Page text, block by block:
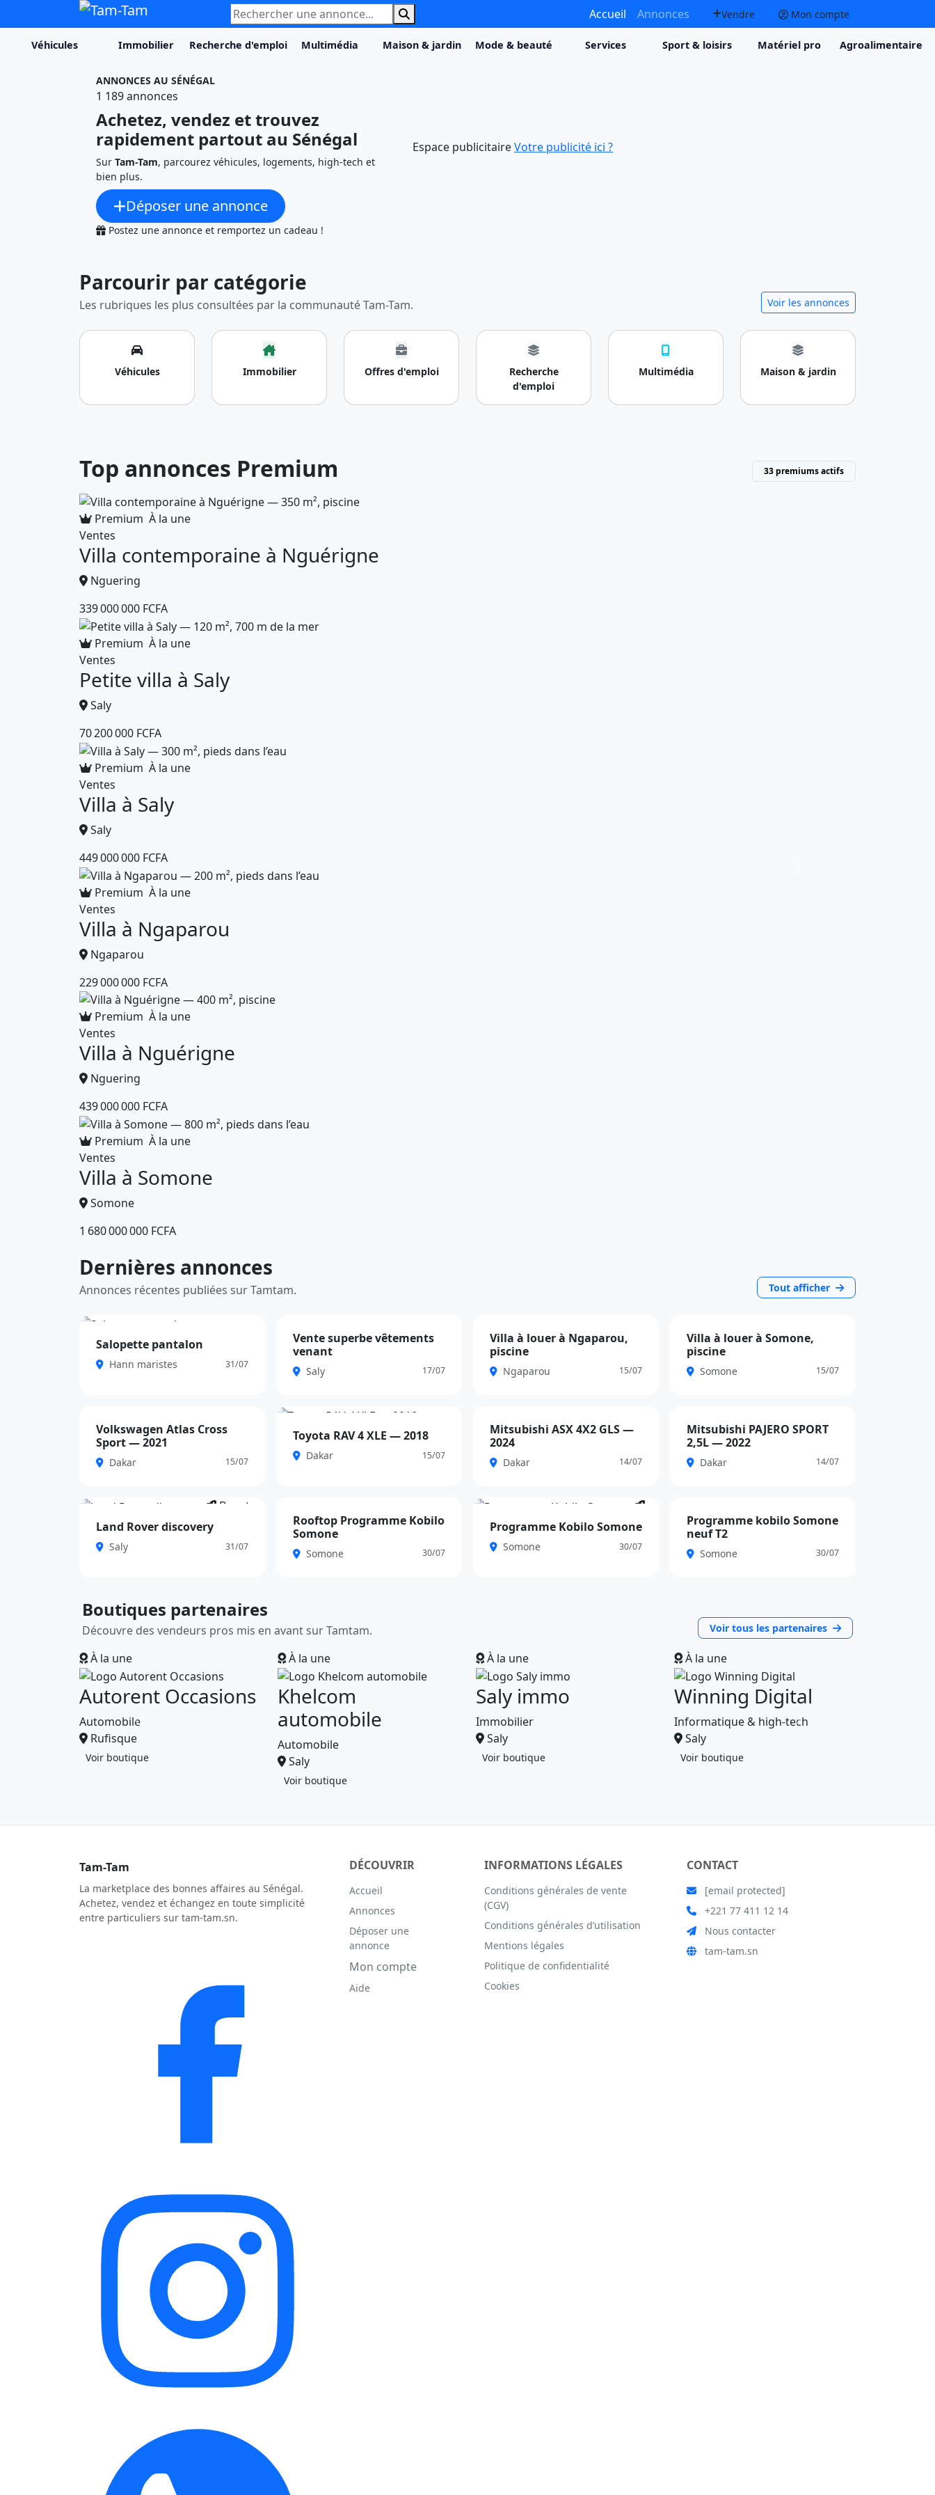
Rechercher une annonce Accueil Annonces Vendre Mon compte
Véhicules Immobilier Recherche d'emploi Multimédia Maison & jardin Mode & beauté Services Sport & loisirs Matériel pro Agroalimentaire
ANNONCES AU SÉNÉGAL
1 189 annonces
Achetez, vendez et trouvez
rapidement partout au Sénégal
Sur Tam-Tam, parcourez véhicules, logements, high-tech et
bien plus.
Déposer une annonce
Postez une annonce et remportez un cadeau !
Espace publicitaireVotre publicité ici ?
Parcourir par catégorie
Les rubriques les plus consultées par la communauté Tam-Tam. Voir les annonces
Véhicules Immobilier Offres d'emploi
Recherche
d'emploi
Multimédia Maison & jardin
Top annonces Premium 33 premiums actifs
Premium À la une
Ventes
Villa contemporaine à Nguérigne
Nguering
339 000 000 FCFA
Premium À la une
Ventes
Petite villa à Saly
Saly
70 200 000 FCFA
Premium À la une
Ventes
Villa à Saly
Saly
449 000 000 FCFA
Premium À la une
Ventes
Villa à Ngaparou
Ngaparou
229 000 000 FCFA
Premium À la une
Ventes
Villa à Nguérigne
Nguering
439 000 000 FCFA
Premium À la une
Ventes
Villa à Somone
Somone
1 680 000 000 FCFA
Dernières annonces
Annonces récentes publiées sur Tamtam. Tout afficher
VIP
11 000 FCFA
Salopette pantalon
Hann maristes 31/07
VIP
À négocier
Vente superbe vêtements
venant
Saly 17/07
VIP
650 000 FCFA
Villa à louer à Ngaparou,
piscine
Ngaparou 15/07
VIP
650 000 FCFA
Villa à louer à Somone,
piscine
Somone 15/07
VIP
23 000 000 FCFA
Volkswagen Atlas Cross
Sport — 2021
Dakar 15/07
VIP
13 500 000 FCFA
Toyota RAV 4 XLE — 2018
Dakar 15/07
VIP
16 900 000 FCFA
Mitsubishi ASX 4X2 GLS —
2024
Dakar 14/07
VIP
14 000 000 FCFA
Mitsubishi PAJERO SPORT
2,5L — 2022
Dakar 14/07
Boost
20 000 000 FCFA
Land Rover discovery
Saly 31/07
Boost
139 000 000 FCFA
Rooftop Programme Kobilo
Somone
Somone 30/07
Boost
40 000 000 FCFA
Programme Kobilo Somone
Somone 30/07
Boost
40 000 000 FCFA
Programme kobilo Somone
neuf T2
Somone 30/07
Boutiques partenaires
Découvre des vendeurs pros mis en avant sur Tamtam. Voir tous les partenaires
À la une
Autorent Occasions
Automobile
Rufisque
Voir boutique
À la une
Khelcom
automobile
Automobile
Saly
Voir boutique
À la une
Saly immo
Immobilier
Saly
Voir boutique
À la une
Winning Digital
Informatique & high-tech
Saly
Voir boutique
Tam-Tam
La marketplace des bonnes affaires au Sénégal.
Achetez, vendez et échangez en toute simplicité
entre particuliers sur tam-tam.sn.
DÉCOUVRIR
Accueil
Annonces
Déposer une
annonce
Mon compte
Aide
INFORMATIONS LÉGALES
Conditions générales de vente
(CGV)
Conditions générales d’utilisation
Mentions légales
Politique de confidentialité
Cookies
CONTACT
[email protected]
+221 77 411 12 14
Nous contacter
tam-tam.sn